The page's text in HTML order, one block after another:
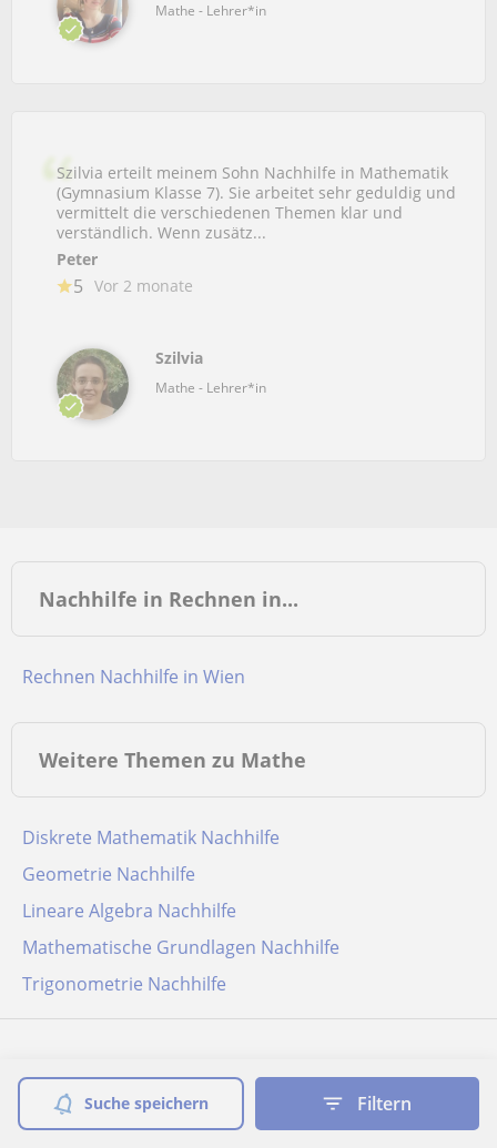
Suche speichern Filtern
Mathe - Lehrer*in
Szilvia erteilt meinem Sohn Nachhilfe in Mathematik
(Gymnasium Klasse 7). Sie arbeitet sehr geduldig und
vermittelt die verschiedenen Themen klar und
verständlich. Wenn zusätz...
Peter
5 Vor 2 monate
Szilvia
Mathe - Lehrer*in
Nachhilfe in Rechnen in...
Rechnen Nachhilfe in Wien
Weitere Themen zu Mathe
Diskrete Mathematik Nachhilfe
Geometrie Nachhilfe
Lineare Algebra Nachhilfe
Mathematische Grundlagen Nachhilfe
Trigonometrie Nachhilfe